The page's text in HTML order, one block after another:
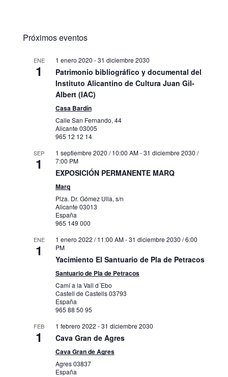
Próximos eventos
ENE
1
1 enero 2020 -31 diciembre 2030
Patrimonio bibliográfico y documental del
Instituto Alicantino de Cultura Juan Gil-
Albert (IAC)
Casa Bardín
Calle San Fernando, 44
Alicante 03005
965 12 12 14
SEP
1
1 septiembre 2020 / 10:00 AM-31 diciembre 2030 /
7:00 PM
EXPOSICIÓN PERMANENTE MARQ
Marq
Plza. Dr. Gómez Ulla, s/n
Alicante 03013
España
965 149 000
ENE
1
1 enero 2022 / 11:00 AM-31 diciembre 2030 / 6:00
PM
Yacimiento El Santuario de Pla de Petracos
Santuario de Pla de Petracos
Camí a la Vall d´Ebo
Castell de Castells03793
España
965 88 50 95
FEB
1
1 febrero 2022 -31 diciembre 2030
Cava Gran de Agres
Cava Gran de Agres
Agres03837
España